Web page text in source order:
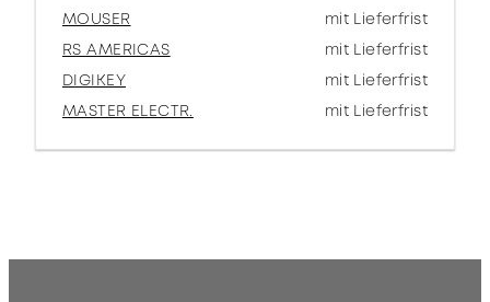
MOUSER
mit Lieferfrist
RS AMERICAS
mit Lieferfrist
DIGIKEY
mit Lieferfrist
MASTER ELECTR.
mit Lieferfrist